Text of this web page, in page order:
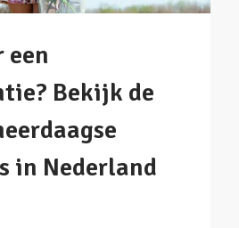
een
Bekijk de
in Nederland